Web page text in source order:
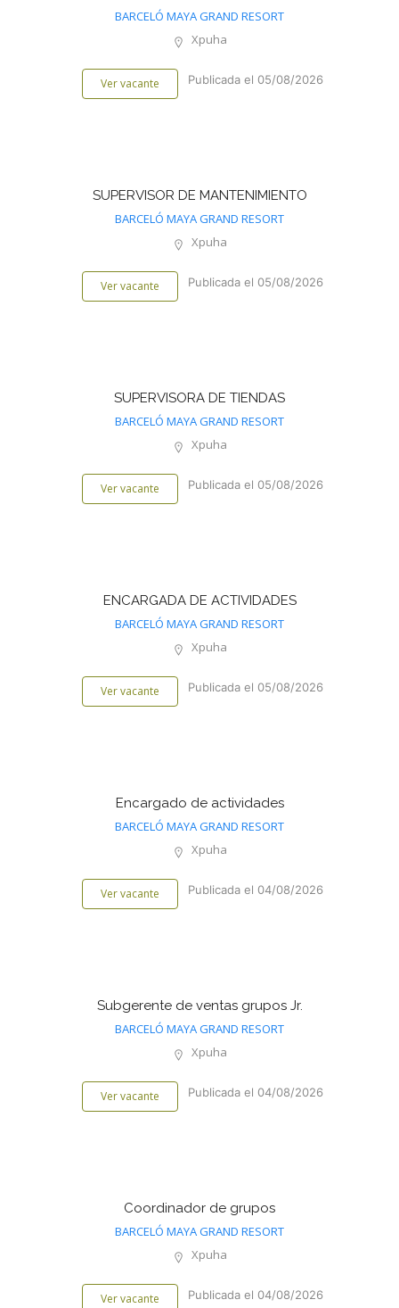
BARCELÓ MAYA GRAND RESORT
Xpuha
Ver vacante Publicada el 05/08/2026
SUPERVISOR DE MANTENIMIENTO
BARCELÓ MAYA GRAND RESORT
Xpuha
Ver vacante Publicada el 05/08/2026
SUPERVISORA DE TIENDAS
BARCELÓ MAYA GRAND RESORT
Xpuha
Ver vacante Publicada el 05/08/2026
ENCARGADA DE ACTIVIDADES
BARCELÓ MAYA GRAND RESORT
Xpuha
Ver vacante Publicada el 05/08/2026
Encargado de actividades
BARCELÓ MAYA GRAND RESORT
Xpuha
Ver vacante Publicada el 04/08/2026
Subgerente de ventas grupos Jr.
BARCELÓ MAYA GRAND RESORT
Xpuha
Ver vacante Publicada el 04/08/2026
Coordinador de grupos
BARCELÓ MAYA GRAND RESORT
Xpuha
Ver vacante Publicada el 04/08/2026